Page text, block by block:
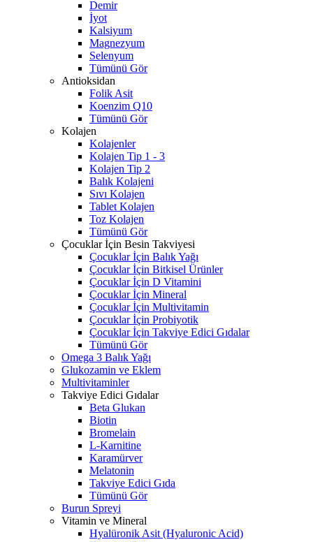
Demir
İyot
Kalsiyum
Magnezyum
Selenyum
Tümünü Gör
Antioksidan
Folik Asit
Koenzim Q10
Tümünü Gör
Kolajen
Kolajenler
Kolajen Tip 1 - 3
Kolajen Tip 2
Balık Kolajeni
Sıvı Kolajen
Tablet Kolajen
Toz Kolajen
Tümünü Gör
Çocuklar İçin Besin Takviyesi
Çocuklar İçin Balık Yağı
Çocuklar İçin Bitkisel Ürünler
Çocuklar İçin D Vitamini
Çocuklar İçin Mineral
Çocuklar İçin Multivitamin
Çocuklar İçin Probiyotik
Çocuklar İçin Takviye Edici Gıdalar
Tümünü Gör
Omega 3 Balık Yağı
Glukozamin ve Eklem
Multivitaminler
Takviye Edici Gıdalar
Beta Glukan
Biotin
Bromelain
L-Karnitine
Karamürver
Melatonin
Takviye Edici Gıda
Tümünü Gör
Burun Spreyi
Vitamin ve Mineral
Hyalüronik Asit (Hyaluronic Acid)